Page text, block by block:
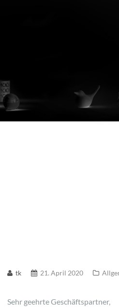
tk 21. April 2020
Sehr geehrte Geschäftspartner,